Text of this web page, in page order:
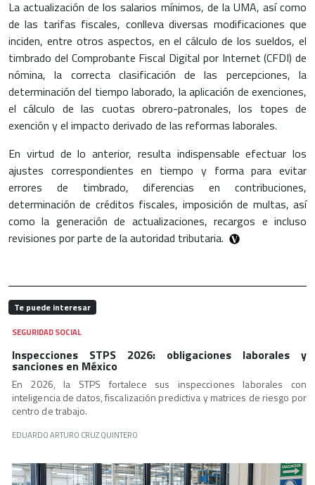
La actualización de los salarios mínimos, de la UMA, así como
de las tarifas fiscales, conlleva diversas modificaciones que
inciden, entre otros aspectos, en el cálculo de los sueldos, el
timbrado del Comprobante Fiscal Digital por Internet (CFDI) de
nómina, la correcta clasificación de las percepciones, la
determinación del tiempo laborado, la aplicación de exenciones,
el cálculo de las cuotas obrero-patronales, los topes de
exención y el impacto derivado de las reformas laborales.
En virtud de lo anterior, resulta indispensable efectuar los
ajustes correspondientes en tiempo y forma para evitar
errores de timbrado, diferencias en contribuciones,
determinación de créditos fiscales, imposición de multas, así
como la generación de actualizaciones, recargos e incluso
revisiones por parte de la autoridad tributaria.
Te puede interesar
SEGURIDAD SOCIAL
Inspecciones STPS 2026: obligaciones laborales y
sanciones en México
En 2026, la STPS fortalece sus inspecciones laborales con
inteligencia de datos, fiscalización predictiva y matrices de riesgo por
centro de trabajo.
EDUARDO ARTURO CRUZ QUINTERO